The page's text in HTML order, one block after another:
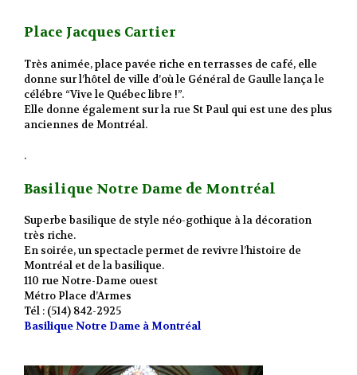
Place Jacques Cartier
Très animée, place pavée riche en terrasses de café, elle
donne sur l’hôtel de ville d’où le Général de Gaulle lança le
célébre “Vive le Québec libre !”.
Elle donne également sur la rue St Paul qui est une des plus
anciennes de Montréal.
.
Basilique Notre Dame de Montréal
Superbe basilique de style néo-gothique à la décoration
très riche.
En soirée, un spectacle permet de revivre l’histoire de
Montréal et de la basilique.
110 rue Notre-Dame ouest
Métro Place d’Armes
Tél : (514) 842-2925
Basilique Notre Dame à Montréal